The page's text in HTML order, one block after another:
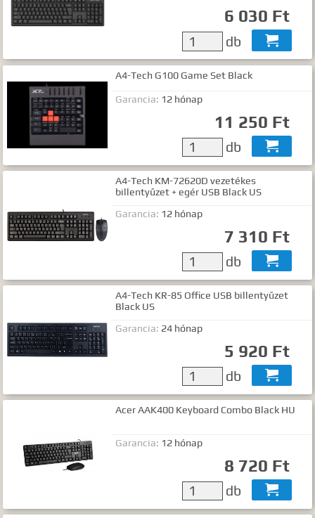
6 030 Ft
db 
A4-Tech G100 Game Set Black
Garancia: 12 hónap
11 250 Ft
db 
A4-Tech KM-72620D vezetékes
billentyűzet + egér USB Black US
Garancia: 12 hónap
7 310 Ft
db 
A4-Tech KR-85 Office USB billentyűzet
Black US
Garancia: 24 hónap
5 920 Ft
db 
Acer AAK400 Keyboard Combo Black HU
Garancia: 12 hónap
8 720 Ft
db 